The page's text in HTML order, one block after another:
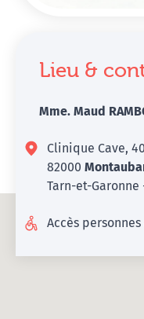
Lieu &
Mme. Maud
Clinique Cave,
82000
Tarn-et-Garonne
Accès